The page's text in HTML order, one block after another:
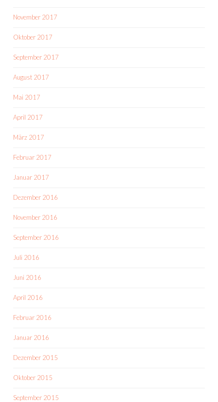
November 2017
Oktober 2017
September 2017
August 2017
Mai 2017
April 2017
März 2017
Februar 2017
Januar 2017
Dezember 2016
November 2016
September 2016
Juli 2016
Juni 2016
April 2016
Februar 2016
Januar 2016
Dezember 2015
Oktober 2015
September 2015